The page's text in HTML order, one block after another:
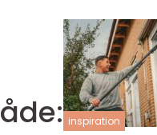
inspiration